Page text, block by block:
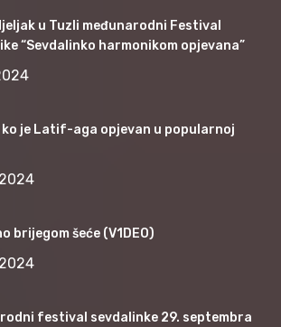
u Tuzli međunarodni Festival
“Sevdalinko harmonikom opjevana”
je Latif-aga opjevan u popularnoj
brijegom šeće (V1DEO)
festival sevdalinke 29. septembra